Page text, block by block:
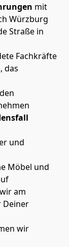
mit
Würzburg
Straße in
Fachkräfte
das
und
Möbel und
am
Deiner
wir